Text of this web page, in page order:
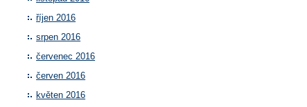
říjen 2016
srpen 2016
červenec 2016
červen 2016
květen 2016